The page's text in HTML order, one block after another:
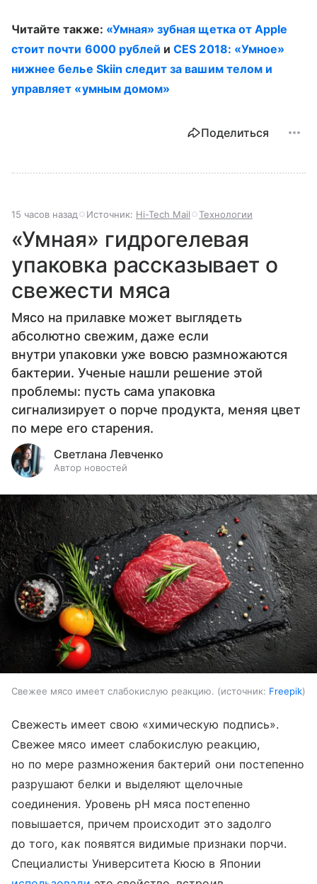
Читайте также: «Умная» зубная щетка от Apple
стоит почти 6000 рублей иCES 2018: «Умное»
нижнее белье Skiin следит за вашим телом и
управляет «умным домом»
Поделиться
15 часов назад Источник: Hi-Tech Mail Технологии
«Умная» гидрогелевая
упаковка рассказывает о
свежести мяса
Мясо на прилавке может выглядеть
абсолютно свежим, даже если
внутри упаковки уже вовсю размножаются
бактерии. Ученые нашли решение этой
проблемы: пусть сама упаковка
сигнализирует о порче продукта, меняя цвет
по мере его старения.
Светлана Левченко
Автор новостей
Свежее мясо имеет слабокислую реакцию. источник: Freepik
Свежесть имеет свою «химическую подпись».
Свежее мясо имеет слабокислую реакцию,
но по мере размножения бактерий они постепенно
разрушают белки и выделяют щелочные
соединения. Уровень pH мяса постепенно
повышается, причем происходит это задолго
до того, как появятся видимые признаки порчи.
Специалисты Университета Кюсю в Японии